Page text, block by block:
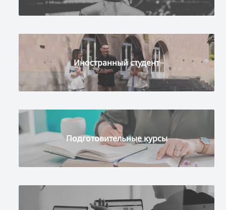
Иностранный студент
Подготовительные курсы